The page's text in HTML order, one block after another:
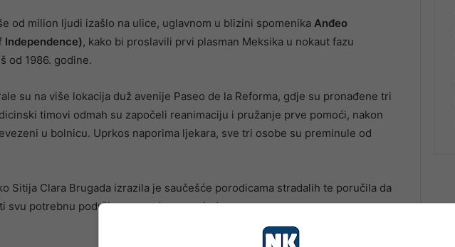
od milion ljudi izašlo na ulice, uglavnom u blizini spomenika Anđeo
Independence), kako bi proslavili prvi plasman Meksika u nokaut fazu
od 1986. godine.
su na više lokacija duž avenije Paseo de la Reforma, gdje su pronađene tri
timovi odmah su započeli reanimaciju i pružanje prve pomoći, nakon
u bolnicu. Uprkos naporima ljekara, sve tri osobe su preminule od
Sitija Clara Brugada izrazila je saučešće porodicama stradalih te poručila da
svu potrebnu podršku u narednom periodu.